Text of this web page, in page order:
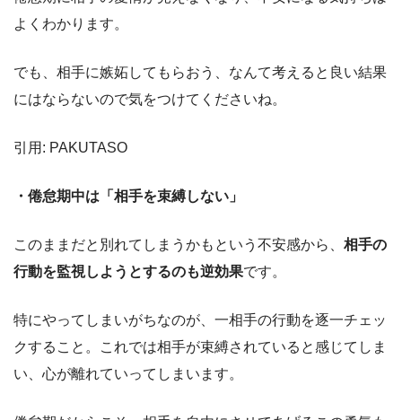
よくわかります。
でも、相手に嫉妬してもらおう、なんて考えると良い結果
にはならないので気をつけてくださいね。
引用: PAKUTASO
・倦怠期中は「相手を束縛しない」
このままだと別れてしまうかもという不安感から、 相手の
行動を監視しようとするのも逆効果です。
特にやってしまいがちなのが、一相手の行動を逐一チェッ
クすること。これでは相手が束縛されていると感じてしま
い、心が離れていってしまいます。